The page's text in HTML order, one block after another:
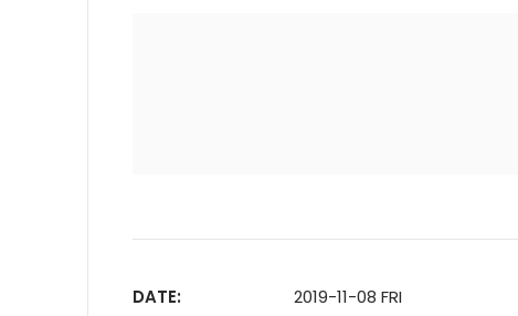
DATE:
2019-11-08 FRI